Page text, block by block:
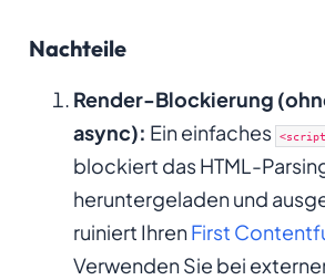
Nachteile
Render-Blockierung
async): Ein einfaches
blockiert das HTML-
heruntergeladen und
ruiniert IhrenFirst
Verwenden Sie bei